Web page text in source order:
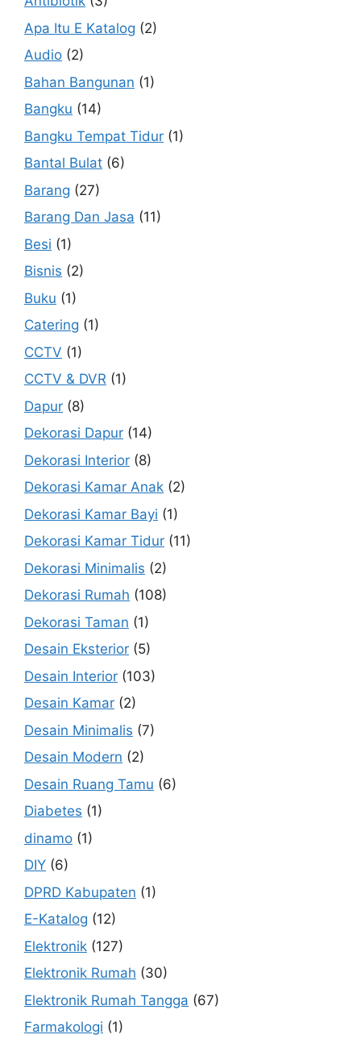
Apa Itu E Katalog (2)
Audio (2)
Bahan Bangunan (1)
Bangku (14)
Bangku Tempat Tidur (1)
Bantal Bulat (6)
Barang (27)
Barang Dan Jasa (11)
Besi (1)
Bisnis (2)
Buku (1)
Catering (1)
CCTV (1)
CCTV & DVR (1)
Dapur (8)
Dekorasi Dapur (14)
Dekorasi Interior (8)
Dekorasi Kamar Anak (2)
Dekorasi Kamar Bayi (1)
Dekorasi Kamar Tidur (11)
Dekorasi Minimalis (2)
Dekorasi Rumah (108)
Dekorasi Taman (1)
Desain Eksterior (5)
Desain Interior (103)
Desain Kamar (2)
Desain Minimalis (7)
Desain Modern (2)
Desain Ruang Tamu (6)
Diabetes (1)
dinamo (1)
DIY (6)
DPRD Kabupaten (1)
E-Katalog (12)
Elektronik (127)
Elektronik Rumah (30)
Elektronik Rumah Tangga (67)
Farmakologi (1)